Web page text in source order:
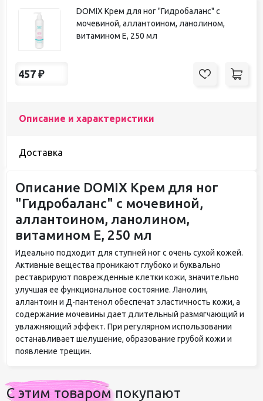
DOMIX Крем для ног "Гидробаланс" с
мочевиной, аллантоином, ланолином,
витамином Е, 250 мл
457 ₽
Описание и характеристики
Доставка
Описание DOMIX Крем для ног
"Гидробаланс" с мочевиной,
аллантоином, ланолином,
витамином Е, 250 мл
Идеально подходит для ступней ног с очень сухой кожей.
Активные вещества проникают глубоко и буквально
реставрируют поврежденные клетки кожи, значительно
улучшая ее функциональное состояние. Ланолин,
аллантоин и Д-пантенол обеспечат эластичность кожи, а
содержание мочевины дает длительный размягчающий и
увлажняющий эффект. При регулярном использовании
останавливает шелушение, образование грубой кожи и
появление трещин.
С этим товаром покупают